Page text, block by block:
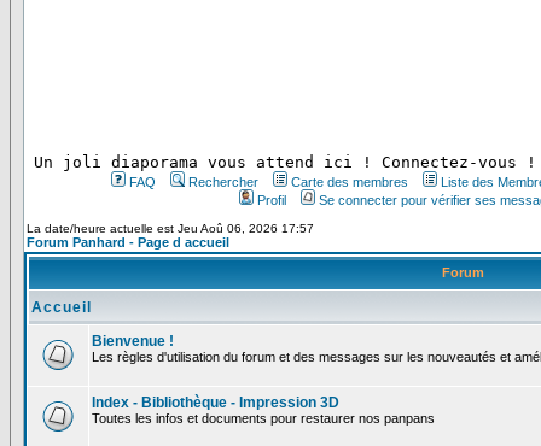
Un joli diaporama vous attend ici ! Connectez-vous !
FAQ Rechercher Carte des membres
Liste des
Profil
Se connecter pour vérifier ses
La date/heure actuelle est Jeu Aoû 06, 2026 17:57
Forum Panhard - Page d accueil
Forum
Accueil
Bienvenue !
Les règles d'utilisation du forum et des messages sur les nouveautés et
Index - Bibliothèque - Impression 3D
Toutes les infos et documents pour restaurer nos panpans